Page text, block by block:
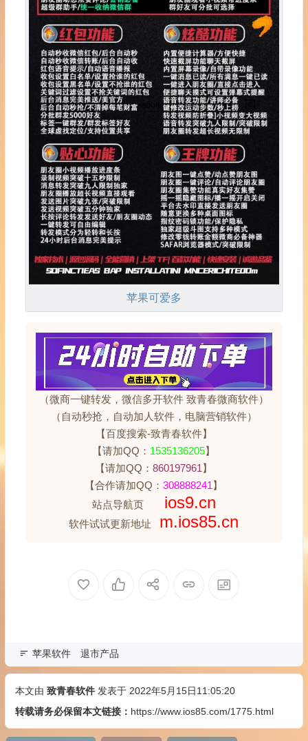
苹果可爱多
（微商一键转发，微信多开软件 致青春微商软件）
（自动秒抢，自动加人软件，电脑营销软件）
【百度搜索-致青春软件】
【请加QQ： 1535136205】
【请加QQ：860197961】
【合作请加QQ：308888241】
站点导航页
ios9.cn
软件试试更新地址 m.ios85.cn
苹果软件 退市产品
本文由 致青春软件发表于 2022年5月15日11:05:20
转载请务必保留本文链接： https://www.ios85.com/1775.html